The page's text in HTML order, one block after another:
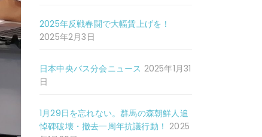
2025年反戦春闘で大幅賃上げを！
2025年2月3日
日本中央バス分会ニュース 2025年1月31
日
1月29日を忘れない。群馬の森朝鮮人追
悼碑破壊・撤去一周年抗議行動！ 2025